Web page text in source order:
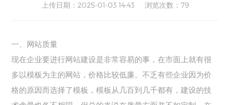
上传日期：2025-01-03 14:43 浏览次数： 79
一、网站质量
现在企业要进行网站建设是非常容易的事，在市面上就有很
多以模板为主的网站，价格比较低廉。不乏有些企业因为价
格的原因而选择了模板，模板从几百到几千都有，建设的技